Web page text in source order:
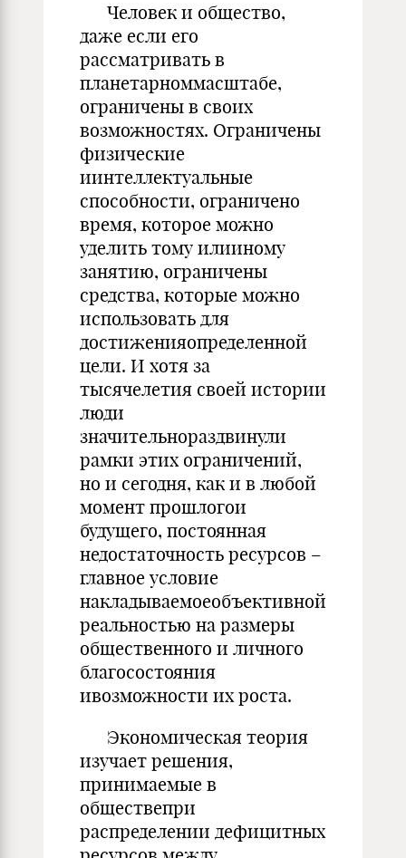
Человек и общество,
даже если его
рассматривать в
планетарноммасштабе,
ограничены в своих
возможностях. Ограничены
физические
иинтеллектуальные
способности, ограничено
время, которое можно
уделить тому илииному
занятию, ограничены
средства, которые можно
использовать для
достиженияопределенной
цели. И хотя за
тысячелетия своей истории
люди
значительнораздвинули
рамки этих ограничений,
но и сегодня, как и в любой
момент прошлогои
будущего, постоянная
недостаточность ресурсов –
главное условие
накладываемоеобъективной
реальностью на размеры
общественного и личного
благосостояния
ивозможности их роста.
Экономическая теория
изучает решения,
принимаемые в
обществепри
распределении дефицитных